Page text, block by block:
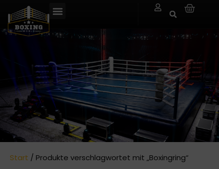
Start / Produkte verschlagwortet mit „Boxingring“